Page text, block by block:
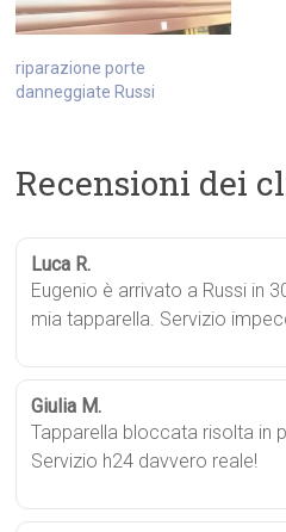
riparazione porte
danneggiate Russi
Recensioni dei
Luca R.
Eugenio è arrivato a Russi in
mia tapparella. Servizio
Giulia M.
Tapparella bloccata risolta in
Servizio h24 davvero reale!